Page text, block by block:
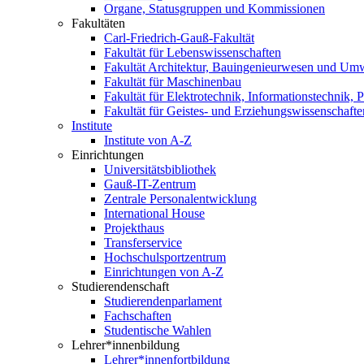
Organe, Statusgruppen und Kommissionen
Fakultäten
Carl-Friedrich-Gauß-Fakultät
Fakultät für Lebenswissenschaften
Fakultät Architektur, Bauingenieurwesen und
Fakultät für Maschinenbau
Fakultät für Elektrotechnik, Informationstechnik,
Fakultät für Geistes- und
Institute
Institute von A-Z
Einrichtungen
Universitätsbibliothek
Gauß-IT-Zentrum
Zentrale Personalentwicklung
International House
Projekthaus
Transferservice
Hochschulsportzentrum
Einrichtungen von A-Z
Studierendenschaft
Studierendenparlament
Fachschaften
Studentische Wahlen
Lehrer*innenbildung
Lehrer*innenfortbildung